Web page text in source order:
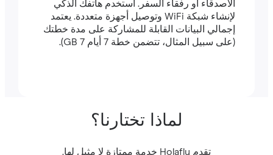
الأصدقاء أو رفقاء السفر. استخدم هاتفك الذكي
لإنشاء شبكة WiFi وتوصيل أجهزة متعددة. يعتمد
إجمالي البيانات القابلة للمشاركة على مدة خطتك
(على سبيل المثال، تتضمن خطة 7 أيام 7 GB).
لماذا تختارنا؟